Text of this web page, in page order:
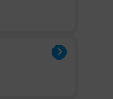
のかすぐに笑顔
ちゃんが落ちな